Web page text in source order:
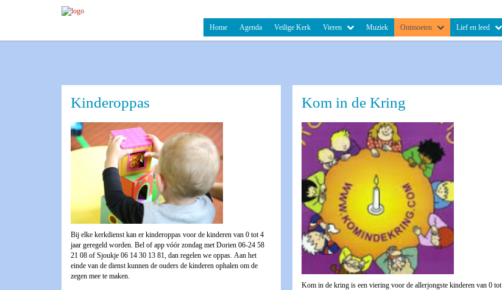
Home Agenda Veilige Kerk Vieren Muziek Ontmoeten Lief en leed
Kinderoppas
Bij elke kerkdienst kan er kinderoppas voor de kinderen van 0 tot 4
jaar geregeld worden. Bel of app vóór zondag met Dorien 06-24 58
21 08 of Sjoukje 06 14 30 13 81, dan regelen we oppas. Aan het
einde van de dienst kunnen de ouders de kinderen ophalen om de
zegen mee te maken.
Kom in de Kring
Kom in de kring is een viering voor de allerjongste kinderen van 0 tot